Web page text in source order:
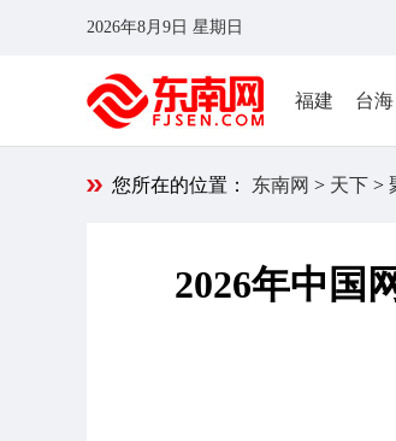
2026年8月9日 星期日
福建 台海
您所在的位置： 东南网 > 天下 >
2026年中国